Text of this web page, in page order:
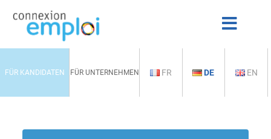
FÜR KANDIDATEN FÜR UNTERNEHMEN FR DE EN